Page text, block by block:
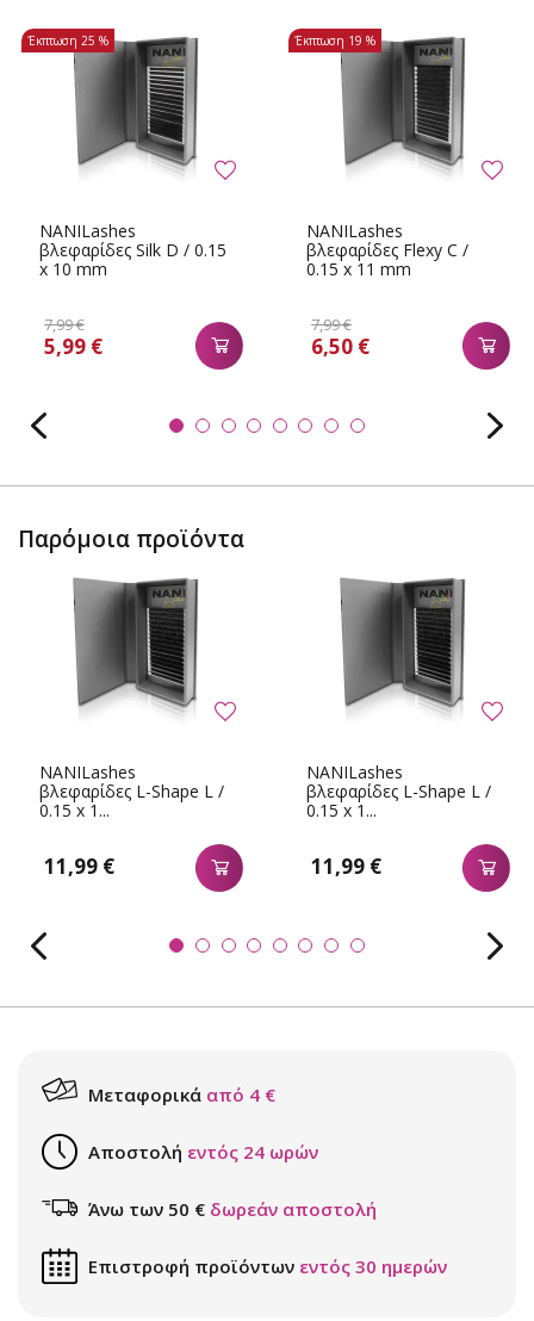
NANILashes
βλεφαρίδες Silk D / 0.15
x 10 mm
7,99 €
5,99 €
Έκπτωση 25 %
NANILashes
βλεφαρίδες Flexy C /
0.15 x 11 mm
7,99 €
6,50 €
Έκπτωση 19 %
Παρόμοια προϊόντα
NANILashes
βλεφαρίδες L-Shape L /
0.15 x 1...
11,99 €
NANILashes
βλεφαρίδες L-Shape L /
0.15 x 1...
11,99 €
Μεταφορικά από 4 €
Αποστολή εντός 24 ωρών
Άνω των 50 € δωρεάν αποστολή
Επιστροφή προϊόντων εντός 30 ημερών